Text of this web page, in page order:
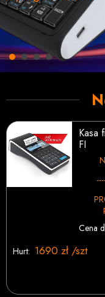
Kasa
FI
Cena
Hurt: 1690 zł /szt